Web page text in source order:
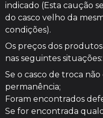
indicado (Esta caução
do casco velho da
condições).
Os preços dos
nas seguintes situações:
Se o casco de troca
permanência;
Foram encontrados
Se for encontrada